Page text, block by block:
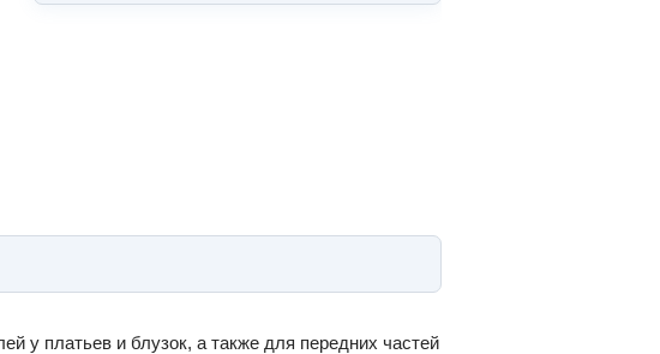
у платьев и блузок, а также для передних частей